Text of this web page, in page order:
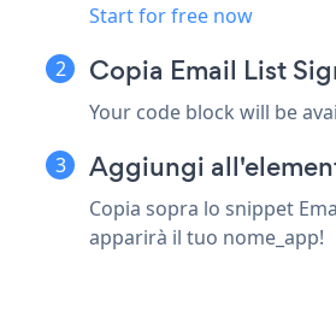
Start for free now
Copia Email List
Your code block will be
Aggiungi
Copia sopra lo snippet
apparirà il tuo nome_app!